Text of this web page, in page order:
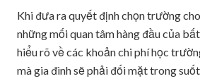
Khi đưa ra quyết định chọn trường
những mối quan tâm hàng đầu của
hiểu rõ về các khoản chi phí học
mà gia đình sẽ phải đối mặt trong